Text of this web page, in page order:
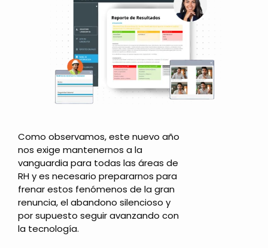
Como observamos, este nuevo año
nos exige mantenernos a la
vanguardia para todas las áreas de
RH y es necesario prepararnos para
frenar estos fenómenos de la gran
renuncia, el abandono silencioso y
por supuesto seguir avanzando con
la tecnología.